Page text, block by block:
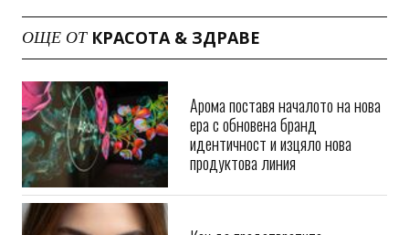
ОЩЕ ОТ КРАСОТА & ЗДРАВЕ
Арома поставя началото на нова
ера с обновена бранд
идентичност и изцяло нова
продуктова линия